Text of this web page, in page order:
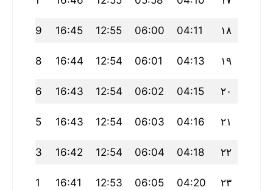
١٨ 04:11
06:00
12:55
16:45
19:49
١٩ 04:13
06:01
12:54
16:44
19:48
٢٠ 04:15
06:02
12:54
16:43
19:46
٢١ 04:16
06:03
12:54
16:43
19:45
٢٢ 04:18
06:04
12:54
16:42
19:43
٢٣ 04:20
06:05
12:53
16:41
19:41